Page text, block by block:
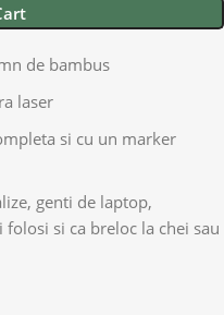
de bambus
laser
si cu un marker
genti de laptop,
si ca breloc la chei sau